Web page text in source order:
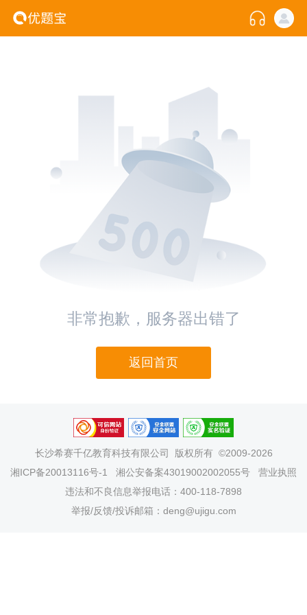
非常抱歉，服务器出错了
返回首页
长沙希赛千亿教育科技有限公司
版权所有 ©2009-2026
湘ICP备20013116号-1
湘公安备案43019002002055号
营业执照
违法和不良信息举报电话：400-118-7898
举报/反馈/投诉邮箱：deng@ujigu.com